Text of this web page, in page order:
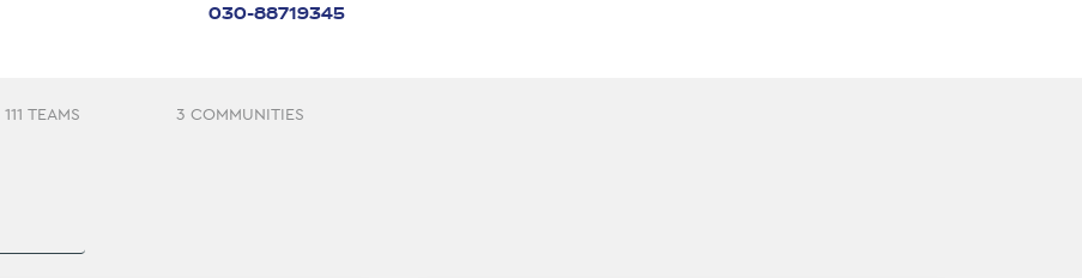
030-88719345
111 TEAMS 3 COMMUNITIES